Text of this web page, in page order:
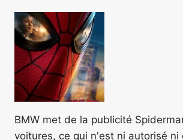
BMW met de la publicité
voitures, ce qui n'est ni autorisé ni